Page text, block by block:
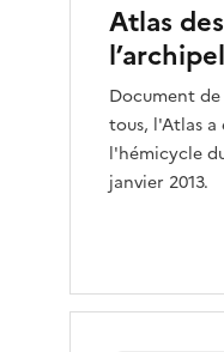
Atlas
Document
tous, l'Atlas a
l'hémicycle
janvier 2013.